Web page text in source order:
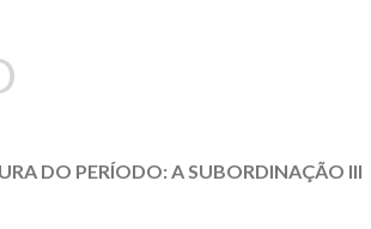
DO PERÍODO: A SUBORDINAÇÃO III